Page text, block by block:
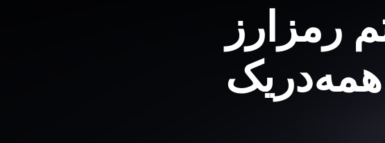
رمزارز
همه‌در‌یک